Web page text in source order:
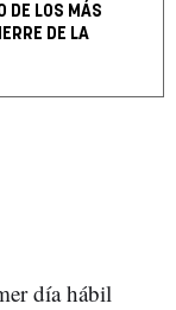
DE LOS MÁS
DE LA
día hábil